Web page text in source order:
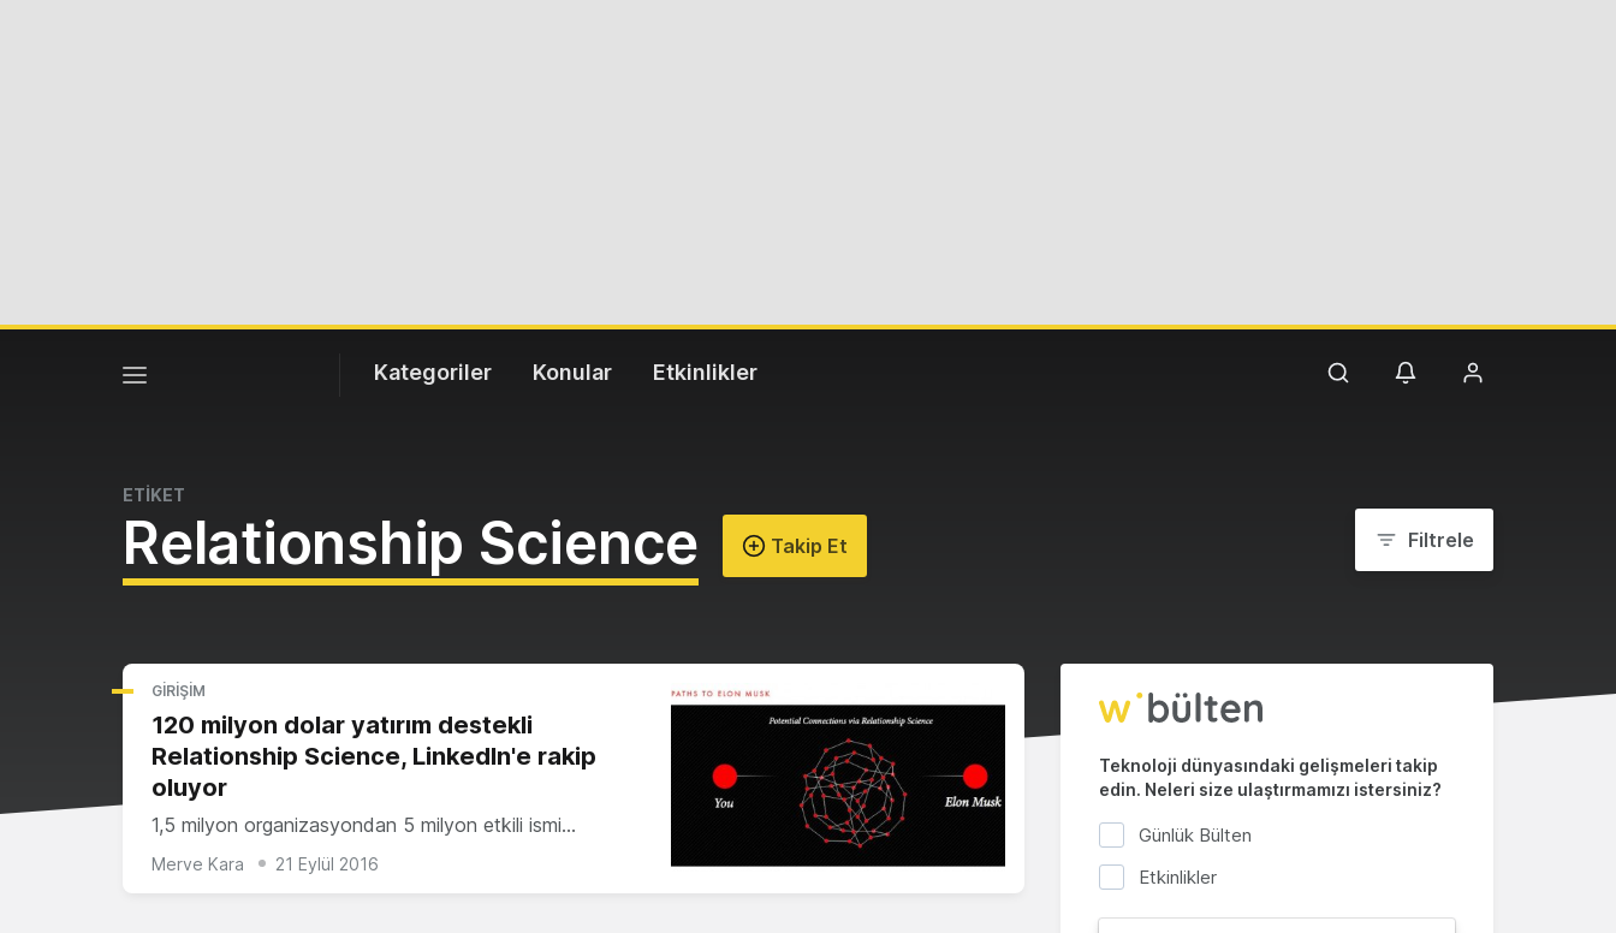
Kategoriler Konular Etkinlikler
ETİKET
Relationship Science Takip Et Filtrele
GIRIŞIM
120 milyon dolar yatırım destekli
Relationship Science, LinkedIn'e rakip
oluyor
1,5 milyon organizasyondan 5 milyon etkili ismi…
Merve Kara 21 Eylül 2016
Teknoloji dünyasındaki gelişmeleri takip
edin. Neleri size ulaştırmamızı istersiniz?
Günlük Bülten
Etkinlikler